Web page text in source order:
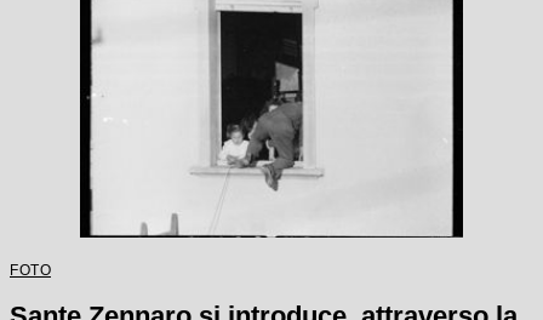
FOTO